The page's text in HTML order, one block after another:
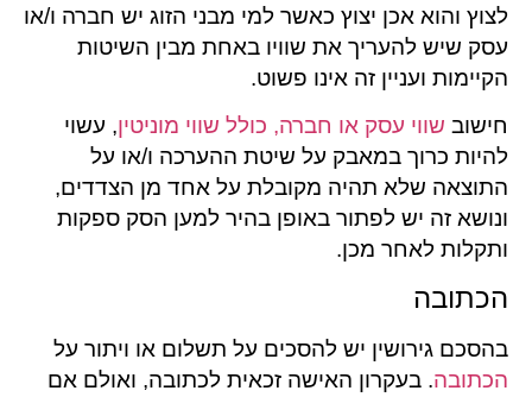
לצוץ והוא אכן יצוץ כאשר למי מבני הזוג יש חברה ו/או
עסק שיש להעריך את שוויו באחת מבין השיטות
הקיימות ועניין זה אינו פשוט.
חישוב שווי עסק או חברה, כולל שווי מוניטין, עשוי
להיות כרוך במאבק על שיטת ההערכה ו/או על
התוצאה שלא תהיה מקובלת על אחד מן הצדדים,
ונושא זה יש לפתור באופן בהיר למען הסק ספקות
ותקלות לאחר מכן.
הכתובה
בהסכם גירושין יש להסכים על תשלום או ויתור על
הכתובה. בעקרון האישה זכאית לכתובה, ואולם אם